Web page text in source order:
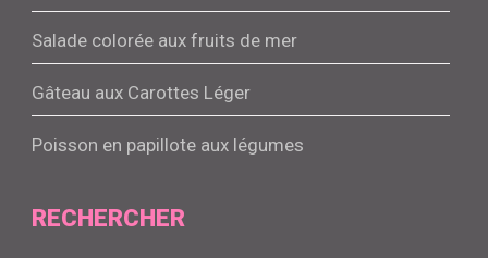
Salade colorée aux fruits de mer
Gâteau aux Carottes Léger
Poisson en papillote aux légumes
RECHERCHER